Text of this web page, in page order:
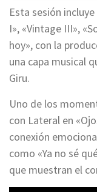
Esta sesión
I», «Vintage III»,
hoy», con la
una capa musical
Giru.
Uno de los
con Lateral en
conexión
como «Ya no sé
que muestran el